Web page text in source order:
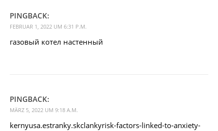
PINGBACK:
FEBRUAR 1, 2022 UM 6:31 P.M.
газовый котел настенный
PINGBACK:
MÄRZ 5, 2022 UM 9:18 A.M.
kernyusa.estranky.skclankyrisk-factors-linked-to-anxiety-